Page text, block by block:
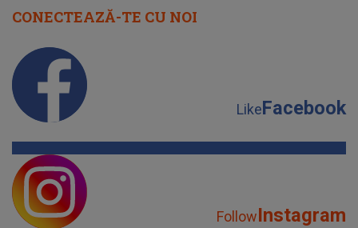
CONECTEAZĂ-TE CU NOI
LikeFacebook
FollowInstagram